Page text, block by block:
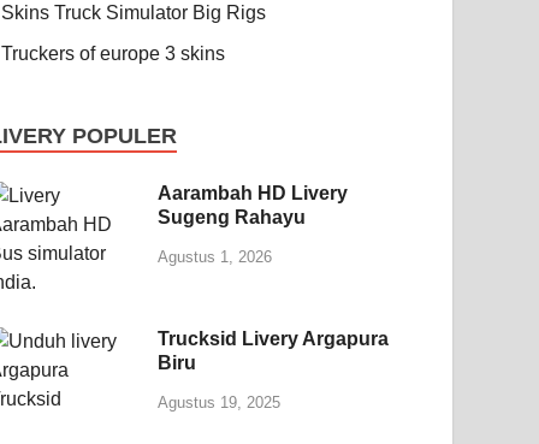
Skins Truck Simulator Big Rigs
Truckers of europe 3 skins
POPULER
Aarambah HD Livery
Sugeng Rahayu
Agustus 1, 2026
Trucksid Livery Argapura
Biru
Agustus 19, 2025